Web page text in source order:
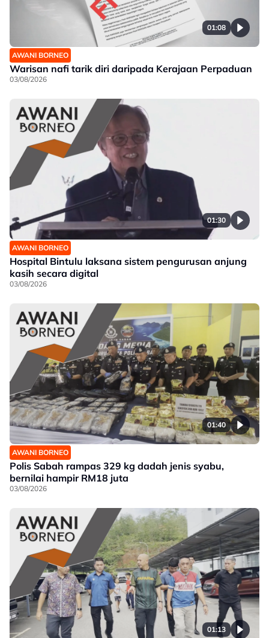
01:08
AWANI BORNEO
Warisan nafi tarik diri daripada Kerajaan Perpaduan
03/08/2026
01:30
AWANI BORNEO
Hospital Bintulu laksana sistem pengurusan anjung
kasih secara digital
03/08/2026
01:40
AWANI BORNEO
Polis Sabah rampas 329 kg dadah jenis syabu,
bernilai hampir RM18 juta
03/08/2026
01:13